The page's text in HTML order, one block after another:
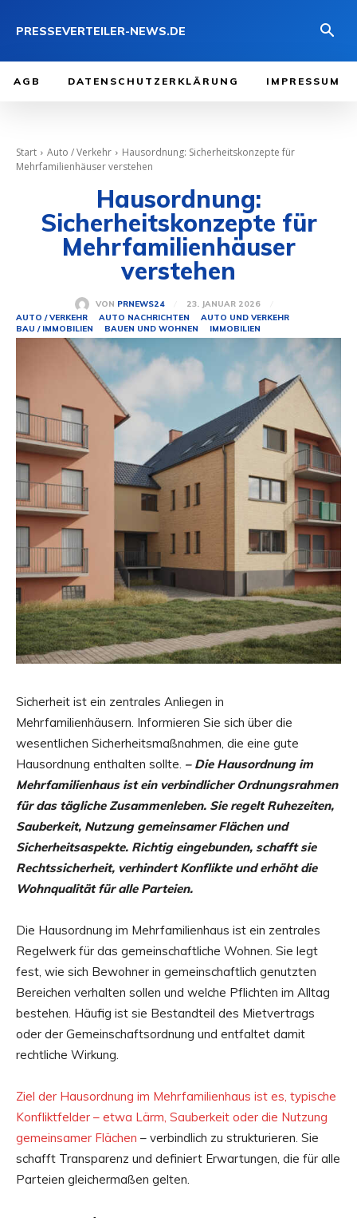
PRESSEVERTEILER-NEWS.DE
AGB DATENSCHUTZERKLÄRUNG IMPRESSUM
Start Auto / Verkehr
Hausordnung: Sicherheitskonzepte für
Mehrfamilienhäuser verstehen
Hausordnung:
Sicherheitskonzepte für
Mehrfamilienhäuser
verstehen
VON PRNEWS24
23. JANUAR 2026
AUTO / VERKEHR
AUTO NACHRICHTEN
AUTO UND VERKEHR
BAU / IMMOBILIEN
BAUEN UND WOHNEN IMMOBILIEN
Sicherheit ist ein zentrales Anliegen in
Mehrfamilienhäusern. Informieren Sie sich über die
wesentlichen Sicherheitsmaßnahmen, die eine gute
Hausordnung enthalten sollte. – Die Hausordnung im
Mehrfamilienhaus ist ein verbindlicher Ordnungsrahmen
für das tägliche Zusammenleben. Sie regelt Ruhezeiten,
Sauberkeit, Nutzung gemeinsamer Flächen und
Sicherheitsaspekte. Richtig eingebunden, schafft sie
Rechtssicherheit, verhindert Konflikte und erhöht die
Wohnqualität für alle Parteien.
Die Hausordnung im Mehrfamilienhaus ist ein zentrales
Regelwerk für das gemeinschaftliche Wohnen. Sie legt
fest, wie sich Bewohner in gemeinschaftlich genutzten
Bereichen verhalten sollen und welche Pflichten im Alltag
bestehen. Häufig ist sie Bestandteil des Mietvertrags
oder der Gemeinschaftsordnung und entfaltet damit
rechtliche Wirkung.
Ziel der Hausordnung im Mehrfamilienhaus ist es, typische
Konfliktfelder – etwa Lärm, Sauberkeit oder die Nutzung
gemeinsamer Flächen – verbindlich zu strukturieren. Sie
schafft Transparenz und definiert Erwartungen, die für alle
Parteien gleichermaßen gelten.